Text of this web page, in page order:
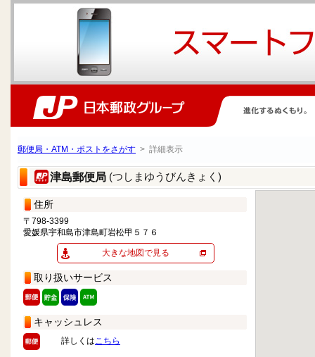
郵便局・ATM・ポストをさがす > 詳細表示
津島郵便局 (つしまゆうびんきょく)
住所
〒798-3399
愛媛県宇和島市津島町岩松甲５７６
大きな地図で見る
取り扱いサービス
キャッシュレス
詳しくはこちら